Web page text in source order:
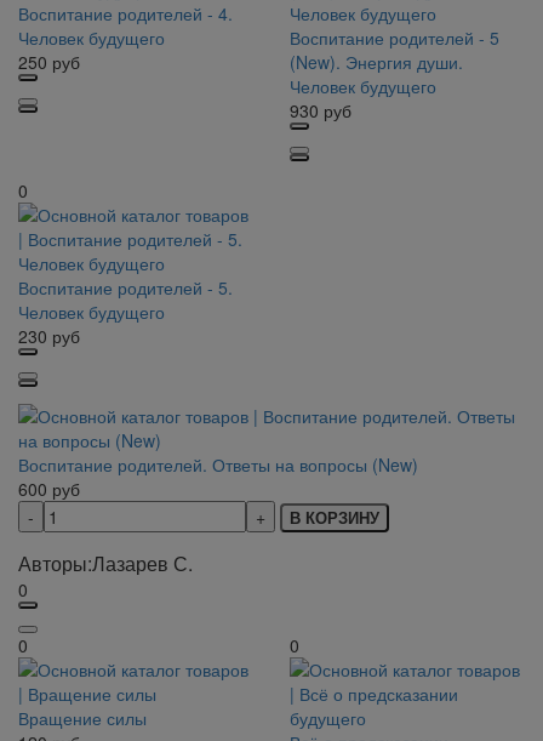
Воспитание родителей - 4.
Человек будущего
250 руб
Воспитание родителей - 5
(New). Энергия души.
Человек будущего
930 руб
0
Воспитание родителей - 5.
Человек будущего
230 руб
Воспитание родителей. Ответы на вопросы (New)
600 руб
В КОРЗИНУ
Авторы:Лазарев С.
0
0
Вращение силы
0